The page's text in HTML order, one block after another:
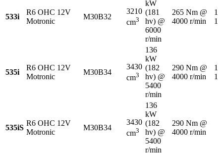
533i
R6 OHC 12V
Motronic
M30B32
3210
cm3
kW
(181
hv) @
6000
r/min
265 Nm @
4000 r/min
535i
R6 OHC 12V
Motronic
M30B34
3430
cm3
136
kW
(182
hv) @
5400
r/min
290 Nm @
4000 r/min
535iS
R6 OHC 12V
Motronic
M30B34
3430
cm3
136
kW
(182
hv) @
5400
r/min
290 Nm @
4000 r/min